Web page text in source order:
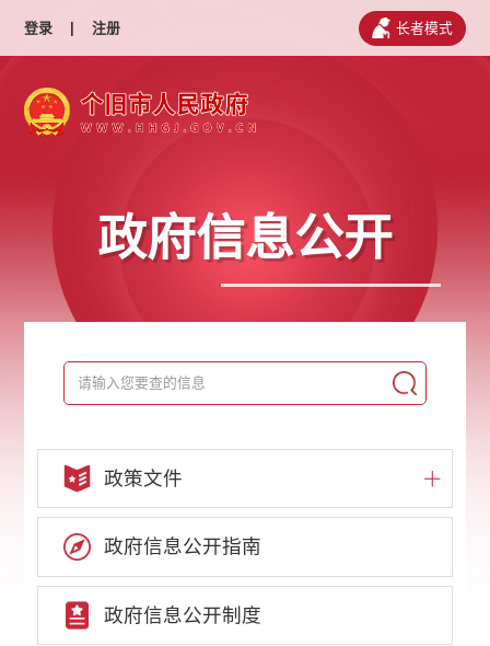
登录 | 注册 长者模式
政府信息公开
政策文件
政府信息公开指南
政府信息公开制度